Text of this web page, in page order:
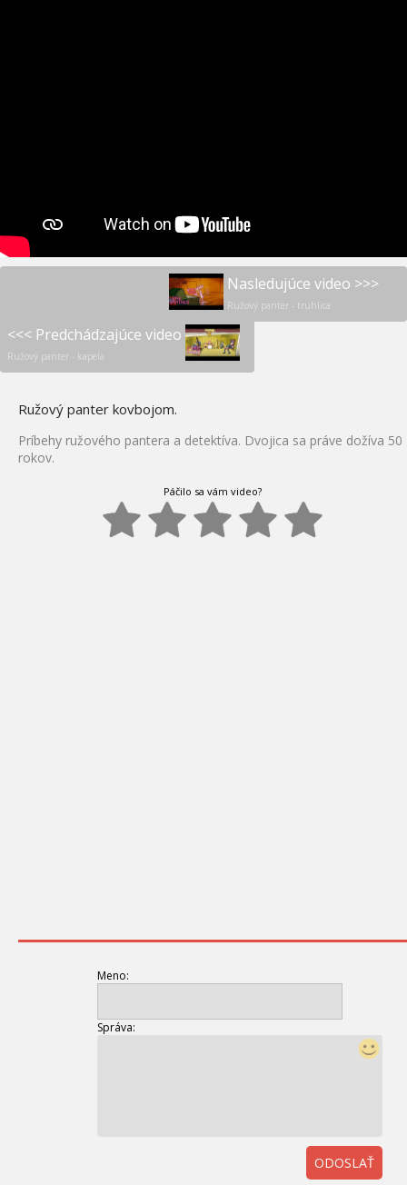
Nasledujúce video >>>
Ružový panter - truhlica
<<< Predchádzajúce video
Ružový panter - kapela
Ružový panter kovbojom.
Príbehy ružového pantera a detektíva. Dvojica sa práve dožíva 50
rokov.
Páčilo sa vám video?
Meno:
Správa:
ODOSLAŤ